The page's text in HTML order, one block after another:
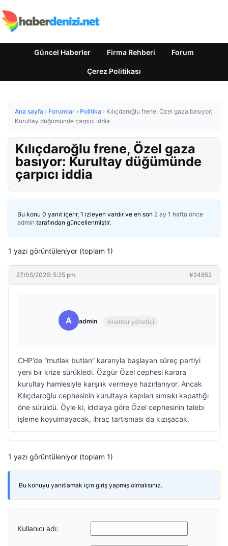
Güncel Haberler Firma Rehberi Forum
Çerez Politikası
Ana sayfa › Forumlar › Politika › Kılıçdaroğlu frene, Özel gaza basıyor:
Kurultay düğümünde çarpıcı iddia
Kılıçdaroğlu frene, Özel gaza
basıyor: Kurultay düğümünde
çarpıcı iddia
Bu konu 0 yanıt içerir, 1 izleyen vardır ve en son 2 ay 1 hafta önce
admin tarafından güncellenmiştir.
1 yazı görüntüleniyor (toplam 1)
27/05/2026: 5:25 pm #24852
A admin Anahtar yönetici
CHP’de “mutlak butlan” kararıyla başlayan süreç partiyi
yeni bir krize sürükledi. Özgür Özel cephesi karara
kurultay hamlesiyle karşılık vermeye hazırlanıyor. Ancak
Kılıçdaroğlu cephesinin kurultaya kapıları sımsıkı kapattığı
öne sürüldü. Öyle ki, iddiaya göre Özel cephesinin talebi
işleme koyulmayacak, ihraç tartışması da kızışacak.
1 yazı görüntüleniyor (toplam 1)
Bu konuyu yanıtlamak için giriş yapmış olmalısınız.
Kullanıcı adı: